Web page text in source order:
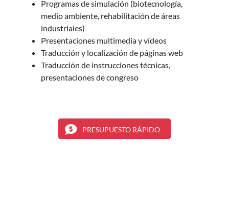
Programas de simulación (biotecnología,
medio ambiente, rehabilitación de áreas
industriales)
Presentaciones multimedia y vídeos
Traducción y localización de páginas web
Traducción de instrucciones técnicas,
presentaciones de congreso
PRESUPUESTO RÁPIDO